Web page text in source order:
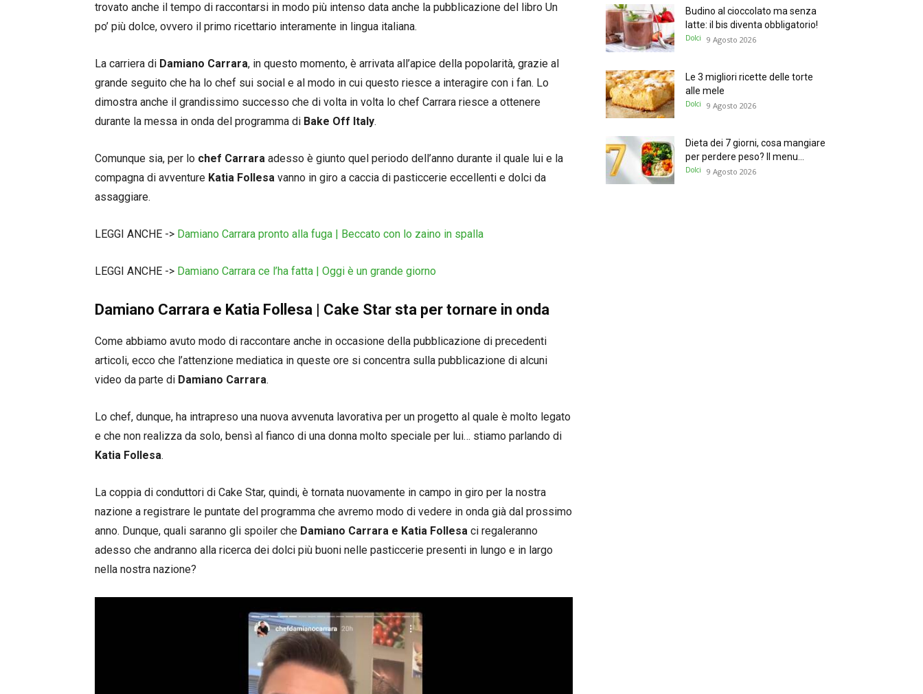
trovato anche il tempo di raccontarsi in modo più intenso data anche la pubblicazione del libro Un
po’ più dolce, ovvero il primo ricettario interamente in lingua italiana.
La carriera di Damiano Carrara, in questo momento, è arrivata all’apice della popolarità, grazie al
grande seguito che ha lo chef sui social e al modo in cui questo riesce a interagire con i fan. Lo
dimostra anche il grandissimo successo che di volta in volta lo chef Carrara riesce a ottenere
durante la messa in onda del programma di Bake Off Italy.
Comunque sia, per lo chef Carrara adesso è giunto quel periodo dell’anno durante il quale lui e la
compagna di avventure Katia Follesa vanno in giro a caccia di pasticcerie eccellenti e dolci da
assaggiare.
LEGGI ANCHE -> Damiano Carrara pronto alla fuga | Beccato con lo zaino in spalla
LEGGI ANCHE -> Damiano Carrara ce l’ha fatta | Oggi è un grande giorno
Damiano Carrara e Katia Follesa | Cake Star sta per tornare in onda
Come abbiamo avuto modo di raccontare anche in occasione della pubblicazione di precedenti
articoli, ecco che l’attenzione mediatica in queste ore si concentra sulla pubblicazione di alcuni
video da parte di Damiano Carrara.
Lo chef, dunque, ha intrapreso una nuova avvenuta lavorativa per un progetto al quale è molto legato
e che non realizza da solo, bensì al fianco di una donna molto speciale per lui… stiamo parlando di
Katia Follesa.
La coppia di conduttori di Cake Star, quindi, è tornata nuovamente in campo in giro per la nostra
nazione a registrare le puntate del programma che avremo modo di vedere in onda già dal prossimo
anno. Dunque, quali saranno gli spoiler che Damiano Carrara e Katia Follesa ci regaleranno
adesso che andranno alla ricerca dei dolci più buoni nelle pasticcerie presenti in lungo e in largo
nella nostra nazione?
Budino al cioccolato ma senza
latte: il bis diventa obbligatorio!
Dolci 9 Agosto 2026
Le 3 migliori ricette delle torte
alle mele
Dolci 9 Agosto 2026
Dieta dei 7 giorni, cosa mangiare
per perdere peso? Il menu...
Dolci 9 Agosto 2026